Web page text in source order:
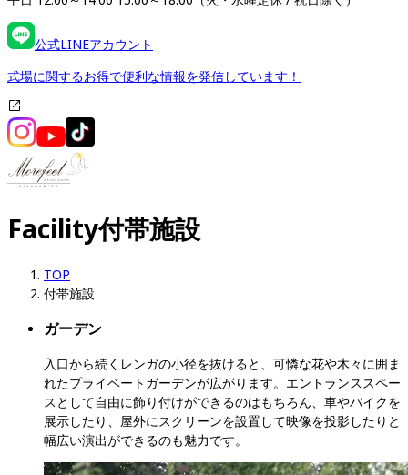
公式LINEアカウント
式場に関するお得で便利な情報を発信しています！
Facility付帯施設
TOP
付帯施設
ガーデン
入口から続くレンガの小径を抜けると、可憐な花や木々に囲ま
れたプライベートガーデンが広がります。エントランススペー
スとして自由に飾り付けができるのはもちろん、車やバイクを
展示したり、屋外にスクリーンを設置して映像を投影したりと
幅広い演出ができるのも魅力です。